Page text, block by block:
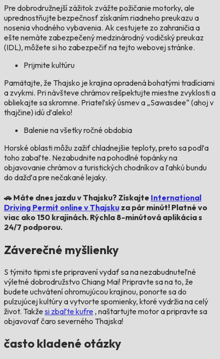
Pre dobrodružnejší zážitok zvážte požičanie motorky, ale
uprednostňujte bezpečnosť získaním riadneho preukazu a
nosenia vhodného vybavenia. Ak cestujete zo zahraničia a
ešte nemáte zabezpečený medzinárodný vodičský preukaz
(IDL), môžete si ho zabezpečiť na tejto webovej stránke.
Prijmite kultúru
Pamätajte, že Thajsko je krajina opradená bohatými tradíciami
a zvykmi. Pri návšteve chrámov rešpektujte miestne zvyklosti a
obliekajte sa skromne. Priateľský úsmev a „Sawasdee“ (ahoj v
thajčine) idú ďaleko!
Balenie na všetky ročné obdobia
Horské oblasti môžu zažiť chladnejšie teploty, preto sa podľa
toho zabaľte. Nezabudnite na pohodlné topánky na
objavovanie chrámov a turistických chodníkov a ľahkú bundu
do dažďa pre nečakané lejaky.
🚗 Máte dnes jazdu v Thajsku? Získajte International
Driving Permit online v Thajsku za pár minút! Platné vo
viac ako 150 krajinách. Rýchla 8-minútová aplikácia s
24/7 podporou.
Záverečné myšlienky
S týmito tipmi ste pripravení vydať sa na nezabudnuteľné
výletné dobrodružstvo Chiang Mai! Pripravte sa na to, že
budete uchvátení ohromujúcou krajinou, ponorte sa do
pulzujúcej kultúry a vytvorte spomienky, ktoré vydržia na celý
život. Takže si zbaľte kufre , naštartujte motor a pripravte sa
objavovať čaro severného Thajska!
často kladené otázky